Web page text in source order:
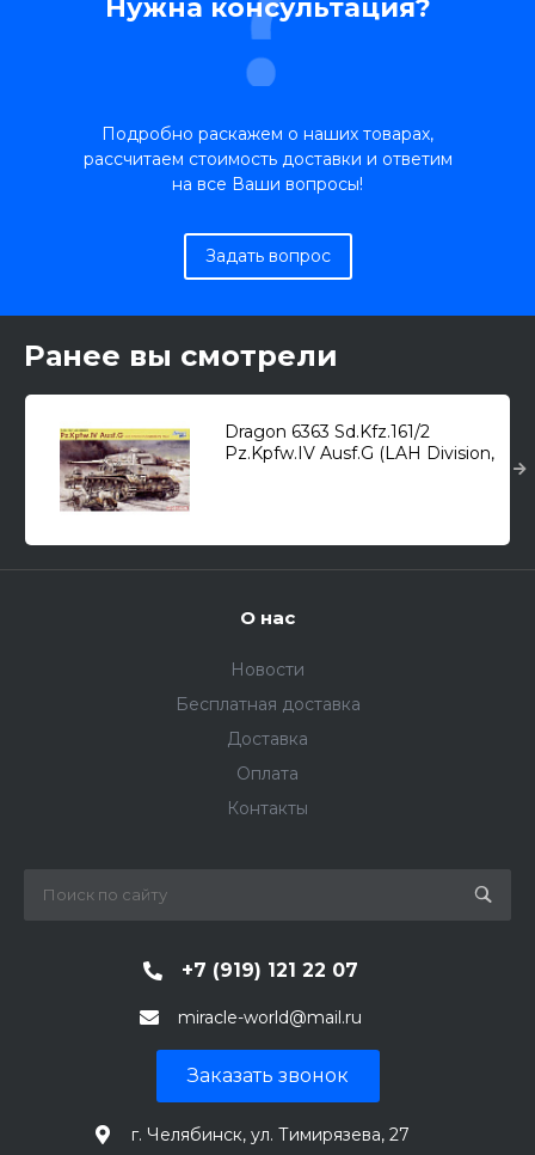
Нужна консультация?
Подробно раскажем о наших товарах,
рассчитаем стоимость доставки и ответим
на все Ваши вопросы!
Задать вопрос
Ранее вы смотрели
Dragon 6363 Sd.Kfz.161/2
Pz.Kpfw.IV Ausf.G (LAH Division,
О нас
Новости
Бесплатная доставка
Доставка
Оплата
Контакты
+7 (919) 121 22 07
miracle-world@mail.ru
Заказать звонок
г. Челябинск, ул. Тимирязева, 27